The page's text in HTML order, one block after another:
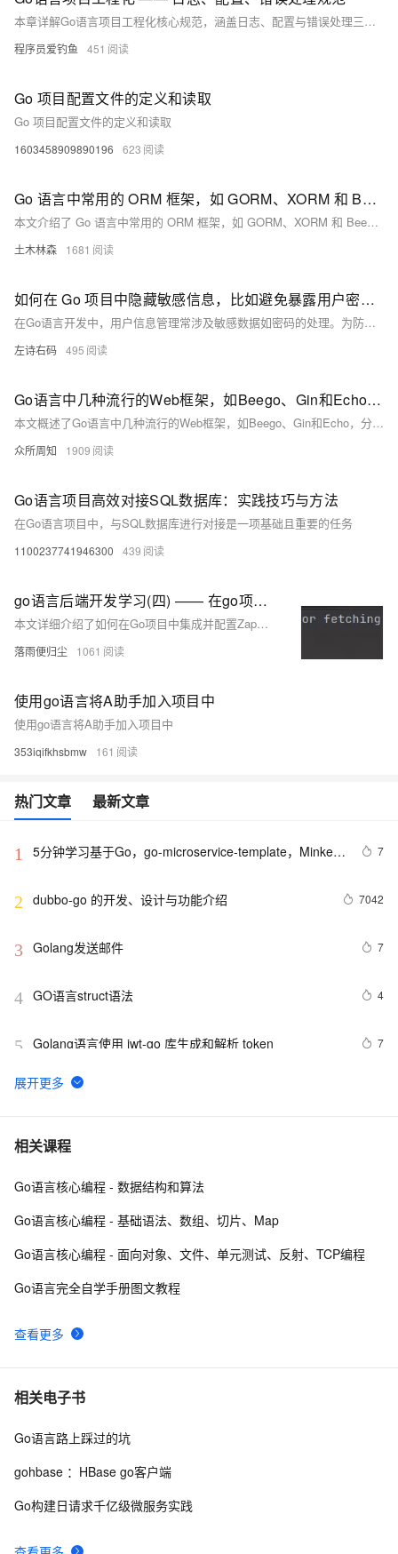
本章详解Go语言项目工程化核心规范，涵盖日志、配置与错误处理三大关键领域。在日志方面，强调其在问题排查、性能优化和安全审计中的作用，推荐使用高性能结构化日志库zap，并介绍日志级别与结构化输出的最佳实践。配置管理部分讨论了配置分离的必要性，对比多种配置格式如JSON、YAML及环境变量，并提供viper库实现多环境配置的示例。错误处理部分阐述Go语言显式返回error的设计哲学，讲解标准处理方式、自定义错误类型、错误封装与堆栈追踪技巧，并提出按调用层级进行错误处理的建议。最后，总结各模块的工程化最佳实践，助力构建可维护、可观测且健壮的Go应用。
程序员爱钓鱼 451
Go 项目配置文件的定义和读取
Go 项目配置文件的定义和读取
1603458909890196 623
Go 语言中常用的 ORM 框架，如 GORM、XORM 和 BeeORM，分析了它们的特点、优势及不足，并从功能特性、性能表现、易用性和社区活跃度等方面进行了比较，旨在帮助开发者根据项目需求选择合适的 ORM 框架。
本文介绍了 Go 语言中常用的 ORM 框架，如 GORM、XORM 和 BeeORM，分析了它们的特点、优势及不足，并从功能特性、性能表现、易用性和社区活跃度等方面进行了比较，旨在帮助开发者根据项目需求选择合适的 ORM 框架。
土木林森 1681
如何在 Go 项目中隐藏敏感信息，比如避免暴露用户密码？
在Go语言开发中，用户信息管理常涉及敏感数据如密码的处理。为防止这些数据暴露给客户端，本文介绍了三种方法：使用JSON标签忽略字段、自定义序列化逻辑、使用数据传输对象（DTO），以确保用户数据的安全性。通过这些方法，可以有效控制数据输出，避免敏感信息泄露。
左诗右码 495
Go语言中几种流行的Web框架，如Beego、Gin和Echo，分析了它们的特点、性能及适用场景，并讨论了如何根据项目需求、性能要求、团队经验和社区支持等因素选择最合适的框架
本文概述了Go语言中几种流行的Web框架，如Beego、Gin和Echo，分析了它们的特点、性能及适用场景，并讨论了如何根据项目需求、性能要求、团队经验和社区支持等因素选择最合适的框架。
众所周知 1909
Go语言项目高效对接SQL数据库：实践技巧与方法
在Go语言项目中，与SQL数据库进行对接是一项基础且重要的任务
1100237741946300 439
go语言后端开发学习(四) —— 在go项目中使用Zap日志库
本文详细介绍了如何在Go项目中集成并配置Zap日志库。首先通过`go get -u go.uber.org/zap`命令安装Zap，接着展示了`Logger`与`Sugared Logger`两种日志记录器的基本用法。随后深入探讨了Zap的高级配置，包括如何将日志输出至文件、调整时间格式、记录调用者信息以及日志分割等。最后，文章演示了如何在gin框架中集成Zap，通过自定义中间件实现了日志记录和异常恢复功能。通过这些步骤，读者可以掌握Zap在实际项目中的应用与定制方法
落雨便归尘 1061
使用go语言将A助手加入项目中
使用go语言将A助手加入项目中
353iqifkhsbmw 161
热门文章 最新文章
1
5分钟学习基于Go，go-microservice-template，Minke的
7
2 dubbo-go 的开发、设计与功能介绍 7042
3 Golang发送邮件 7
4 GO语言struct语法 4
5 Golang语言使用 jwt-go 库生成和解析 token 7
6 Go——小白学习之方法
7 在 Go 语言中使用 exec 包执行 Shell 命令（上）
8 详解go语言的array和slice 【二】
10Go 数组计算(2)
相关课程
查看更多
Go语言核心编程 - 数据结构和算法
Go语言核心编程 - 基础语法、数组、切片、Map
Go语言核心编程 - 面向对象、文件、单元测试、反射、TCP编程
Go语言完全自学手册图文教程
相关电子书
Go语言路上踩过的坑
gohbase ：HBase go客户端
Go构建日请求千亿级微服务实践